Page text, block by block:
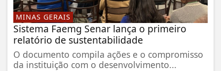
MINAS GERAIS
Sistema Faemg Senar lança o primeiro
relatório de sustentabilidade
O documento compila ações e o compromisso
da instituição com o desenvolvimento...